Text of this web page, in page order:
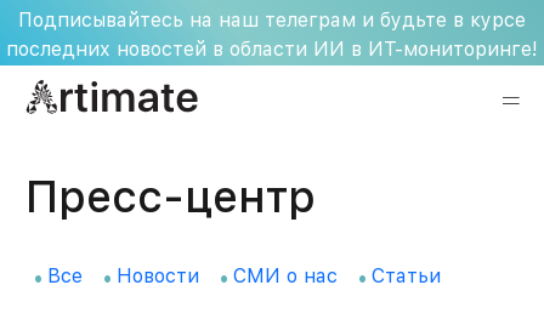
Skip
to
content
Подписывайтесь на наш телеграм и будьте в курсе
последних новостей в области ИИ в ИТ-мониторинге!
Пресс-центр
Все Новости СМИ о нас Статьи